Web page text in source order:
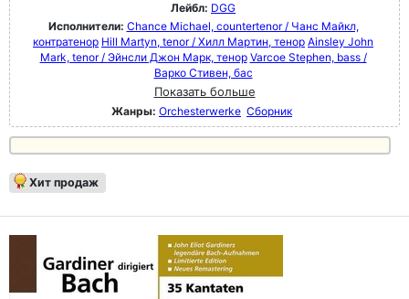
Лейбл: DGG
Исполнители: Chance Michael, countertenor / Чанс Майкл,
контратенор Hill Martyn, tenor / Хилл Мартин, тенор Ainsley John
Mark, tenor / Эйнсли Джон Марк, тенор Varcoe Stephen, bass /
Варко Стивен, бас
Показать больше
Жанры: Orchesterwerke Сборник
Хит продаж